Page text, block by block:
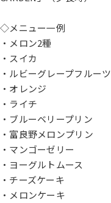
◇メニュー一例
・メロン2種
・スイカ
・ルビーグレープフルーツ
・オレンジ
・ライチ
・ブルーベリープリン
・富良野メロンプリン
・マンゴーゼリー
・ヨーグルトムース
・チーズケーキ
・メロンケーキ